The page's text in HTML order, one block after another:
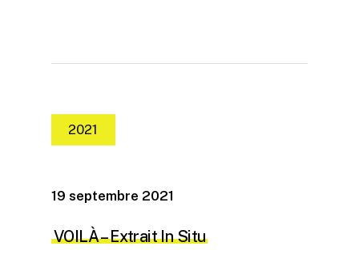
2021
19 septembre 2021
VOILÀ– Extrait In Situ